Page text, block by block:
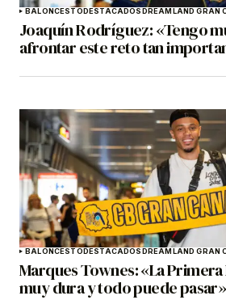
BALONCESTODESTACADOSDREAMLAND GRAN
Joaquín Rodríguez: «Tengo
afrontar este reto tan
BALONCESTODESTACADOSDREAMLAND GRAN
Marques Townes: «La Primera
muy dura y todo puede pasar»